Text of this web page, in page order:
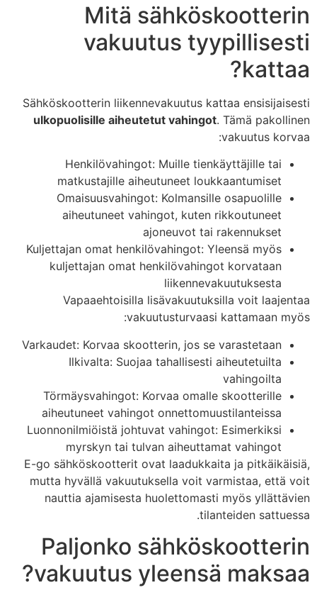
Mitä sähköskootterin
vakuutus tyypillisesti
kattaa?
Sähköskootterin liikennevakuutus kattaa ensisijaisesti
ulkopuolisille aiheutetut vahingot. Tämä pakollinen
vakuutus korvaa:
Henkilövahingot: Muille tienkäyttäjille tai
matkustajille aiheutuneet loukkaantumiset
Omaisuusvahingot: Kolmansille osapuolille
aiheutuneet vahingot, kuten rikkoutuneet
ajoneuvot tai rakennukset
Kuljettajan omat henkilövahingot: Yleensä myös
kuljettajan omat henkilövahingot korvataan
liikennevakuutuksesta
Vapaaehtoisilla lisävakuutuksilla voit laajentaa
vakuutusturvaasi kattamaan myös:
Varkaudet: Korvaa skootterin, jos se varastetaan
Ilkivalta: Suojaa tahallisesti aiheutetuilta
vahingoilta
Törmäysvahingot: Korvaa omalle skootterille
aiheutuneet vahingot onnettomuustilanteissa
Luonnonilmiöistä johtuvat vahingot: Esimerkiksi
myrskyn tai tulvan aiheuttamat vahingot
E-go sähköskootterit ovat laadukkaita ja pitkäikäisiä,
mutta hyvällä vakuutuksella voit varmistaa, että voit
nauttia ajamisesta huolettomasti myös yllättävien
tilanteiden sattuessa.
Paljonko sähköskootterin
vakuutus yleensä maksaa?